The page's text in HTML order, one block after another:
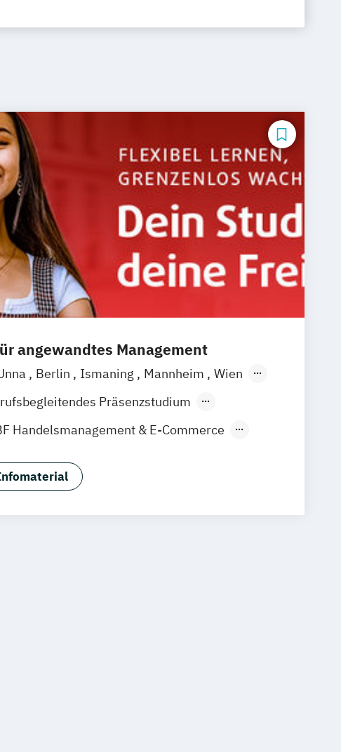
angewandtes Management
Berlin Ismaning Mannheim
Wien
Hannover Leipzig Düsseldorf
Stuttgart
Präsenzstudium
Handelsmanagement & E-Commerce